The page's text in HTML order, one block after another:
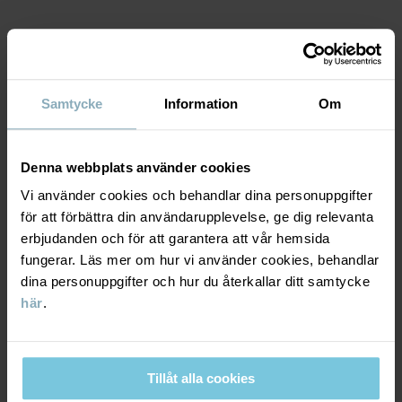
Samtycke Information Om
Denna webbplats använder cookies
Vi använder cookies och behandlar dina personuppgifter
för att förbättra din användarupplevelse, ge dig relevanta
erbjudanden och för att garantera att vår hemsida
fungerar. Läs mer om hur vi använder cookies, behandlar
dina personuppgifter och hur du återkallar ditt samtycke
här.
Tillåt alla cookies
Material
95% Cotton Organic
4% Polyester Recycled
1% Elastane
Skötselråd
TVÄTT
40°C maskintvätt varm
HÅLLBARHET
LEVERANS & RETUR
Leverans & retur
Leverans
kassan visas de tillgängliga leveransalternativ baserat på vilket
postnummer som ordern ska levereras till.
DU KANSKE OCKSÅ GILLAR